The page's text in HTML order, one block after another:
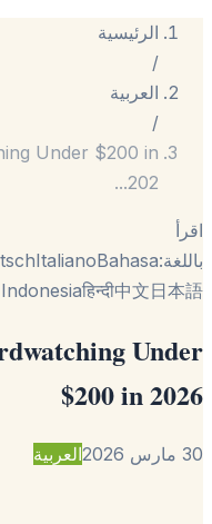
الرئيسية
العربية
Under $200 in
...
DeutschItalianoBahasa
Indonesiaहिन्दी中文日
$200 in
العربية